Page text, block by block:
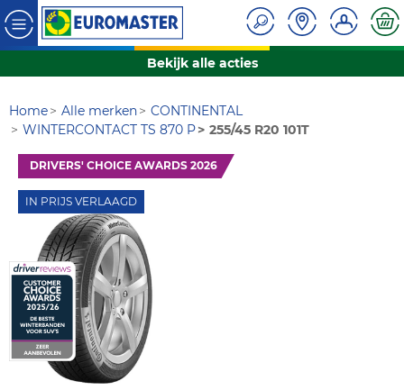
Bekijk alle acties
Home Alle merken
CONTINENTAL
WINTERCONTACT TS 870 P
255/45 R20 101T
DRIVERS' CHOICE AWARDS 2026
IN PRIJS VERLAAGD